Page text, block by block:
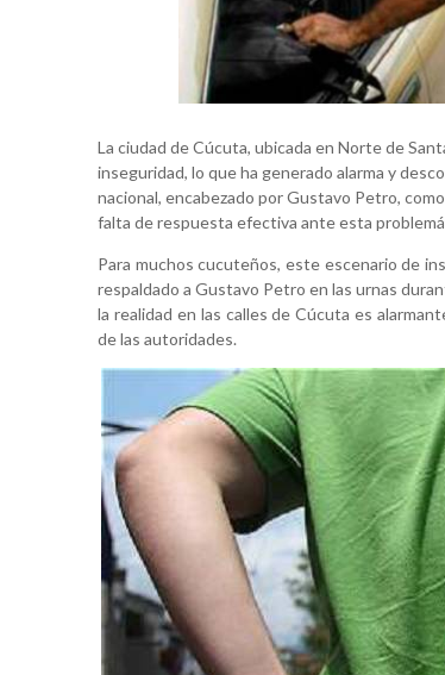
La ciudad de Cúcuta, ubicada en Norte de
inseguridad, lo que ha generado alarma y
nacional, encabezado por Gustavo Petro,
falta de respuesta efectiva ante esta
Para muchos cucuteños, este escenario de
respaldado a Gustavo Petro en las urnas
la realidad en las calles de Cúcuta es
de las autoridades.